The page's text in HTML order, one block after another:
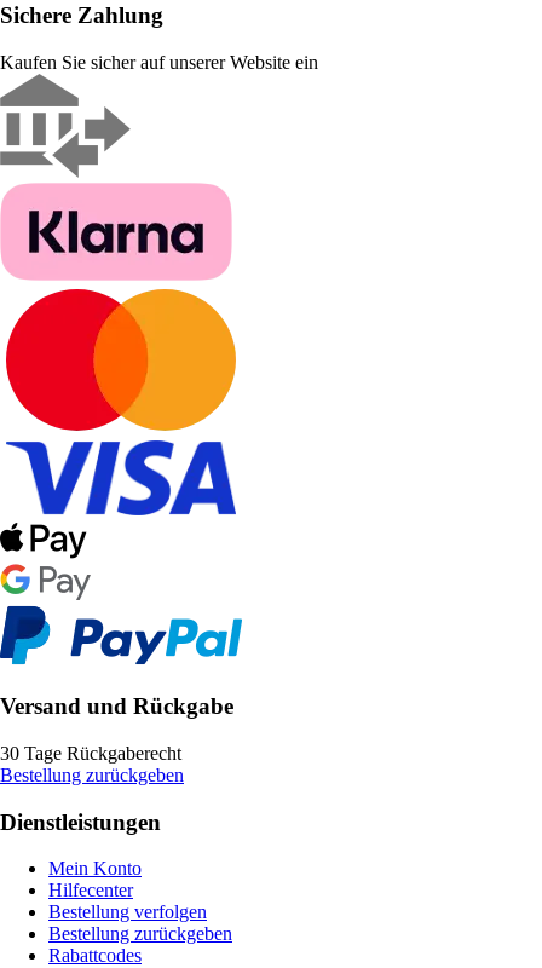
Sichere Zahlung
Kaufen Sie sicher auf unserer Website ein
Versand und Rückgabe
30 Tage Rückgaberecht
Bestellung zurückgeben
Dienstleistungen
Mein Konto
Hilfecenter
Bestellung verfolgen
Bestellung zurückgeben
Rabattcodes